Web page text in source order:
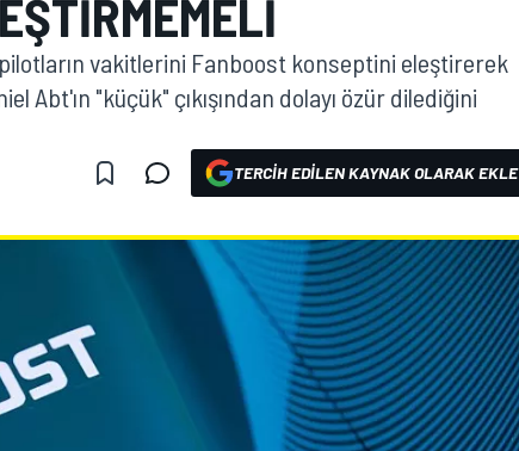
vakitlerini Fanboost konseptini eleştirerek
Abt'ın "küçük" çıkışından dolayı özür dilediğini
TERCIH EDILEN KAYNAK OLARAK EKLE